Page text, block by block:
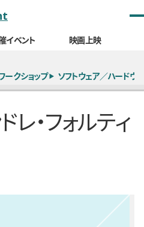
イベント 映画上映
ークショップ ソフトウェア／ハードウ
・フォルティ